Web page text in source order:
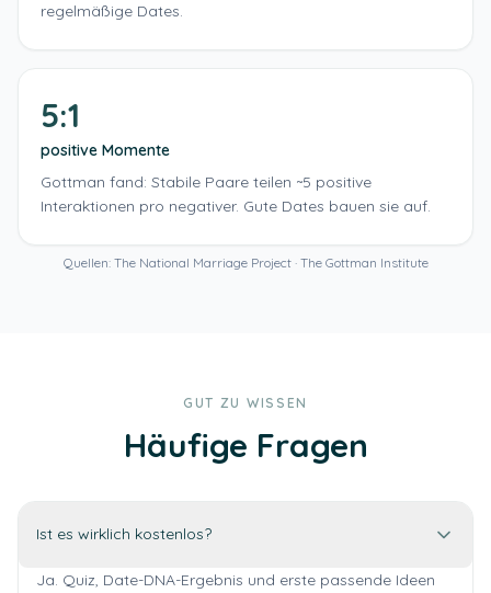
regelmäßige Dates.
5:1
positive Momente
Gottman fand: Stabile Paare teilen ~5 positive
Interaktionen pro negativer. Gute Dates bauen sie auf.
Quellen: The National Marriage Project · The Gottman Institute
GUT ZU WISSEN
Häufige Fragen
Ist es wirklich kostenlos?
Ja. Quiz, Date-DNA-Ergebnis und erste passende Ideen